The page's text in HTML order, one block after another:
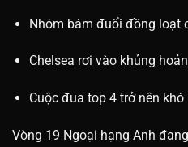
Nhóm bám đuổi đồng loạt
Chelsea rơi vào khủng
Cuộc đua top 4 trở nên
Vòng 19 Ngoại hạng Anh